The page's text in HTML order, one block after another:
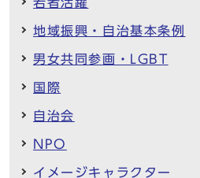
地域振興・自治基本条例
男女共同参画・LGBT
国際
自治会
NPO
イメージキャラクター